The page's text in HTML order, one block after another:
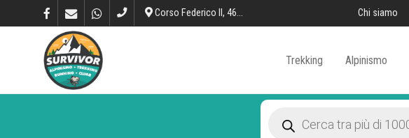
Corso Federico II, 46, L’Aquila Chi siamo
Trekking Alpinismo
search